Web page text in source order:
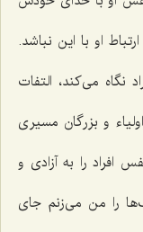
او با این نباشد.
نگاه می‌كند، التفات
و بزرگان مسیری
افراد را به آزادی و
را من می‌زنم جای